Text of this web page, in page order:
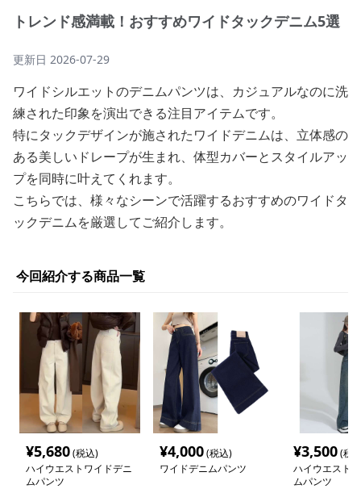
トレンド感満載！おすすめワイドタックデニム5選
更新日 2026-07-29
ワイドシルエットのデニムパンツは、カジュアルなのに洗
練された印象を演出できる注目アイテムです。
特にタックデザインが施されたワイドデニムは、立体感の
ある美しいドレープが生まれ、体型カバーとスタイルアッ
プを同時に叶えてくれます。
こちらでは、様々なシーンで活躍するおすすめのワイドタ
ックデニムを厳選してご紹介します。
今回紹介する商品一覧
¥5,680(税込)
ハイウエストワイドデニ
ムパンツ
¥4,000(税込)
ワイドデニムパンツ
¥3,500(税
ハイウエスト
ムパンツ